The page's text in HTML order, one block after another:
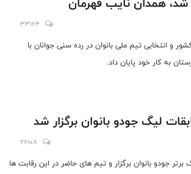
33164
و انتخابی تیم ملی بانوان در رده سنی جوانان با
به کار خود پایان داد.
لیگ جودو بانوان برگزار شد
26108
جودو بانوان برگزار و تیم های حاضر در این رقابت ها